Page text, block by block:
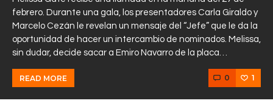
febrero. Durante una gala, los presentadores Carla Giraldo y
Marcelo Cezán le revelan un mensaje del “Jefe” que le da la
oportunidad de hacer un intercambio de nominados. Melissa,
sin dudar, decide sacar a Emiro Navarro de la placa…
READ MORE 0 1